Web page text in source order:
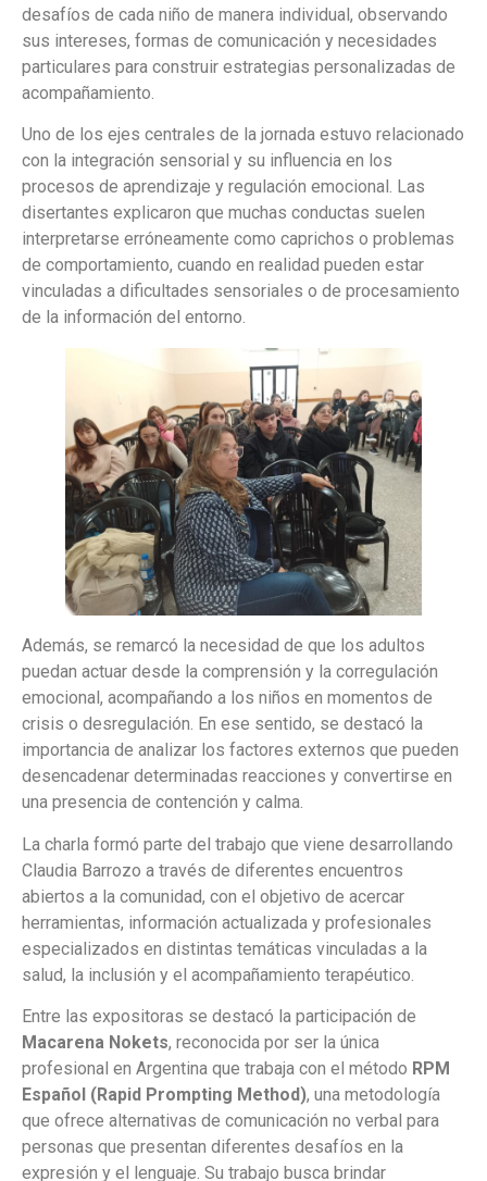
desafíos de cada niño de manera individual, observando
sus intereses, formas de comunicación y necesidades
particulares para construir estrategias personalizadas de
acompañamiento.
Uno de los ejes centrales de la jornada estuvo relacionado
con la integración sensorial y su influencia en los
procesos de aprendizaje y regulación emocional. Las
disertantes explicaron que muchas conductas suelen
interpretarse erróneamente como caprichos o problemas
de comportamiento, cuando en realidad pueden estar
vinculadas a dificultades sensoriales o de procesamiento
de la información del entorno.
Además, se remarcó la necesidad de que los adultos
puedan actuar desde la comprensión y la corregulación
emocional, acompañando a los niños en momentos de
crisis o desregulación. En ese sentido, se destacó la
importancia de analizar los factores externos que pueden
desencadenar determinadas reacciones y convertirse en
una presencia de contención y calma.
La charla formó parte del trabajo que viene desarrollando
Claudia Barrozo a través de diferentes encuentros
abiertos a la comunidad, con el objetivo de acercar
herramientas, información actualizada y profesionales
especializados en distintas temáticas vinculadas a la
salud, la inclusión y el acompañamiento terapéutico.
Entre las expositoras se destacó la participación de
Macarena Nokets, reconocida por ser la única
profesional en Argentina que trabaja con el método RPM
Español (Rapid Prompting Method), una metodología
que ofrece alternativas de comunicación no verbal para
personas que presentan diferentes desafíos en la
expresión y el lenguaje. Su trabajo busca brindar